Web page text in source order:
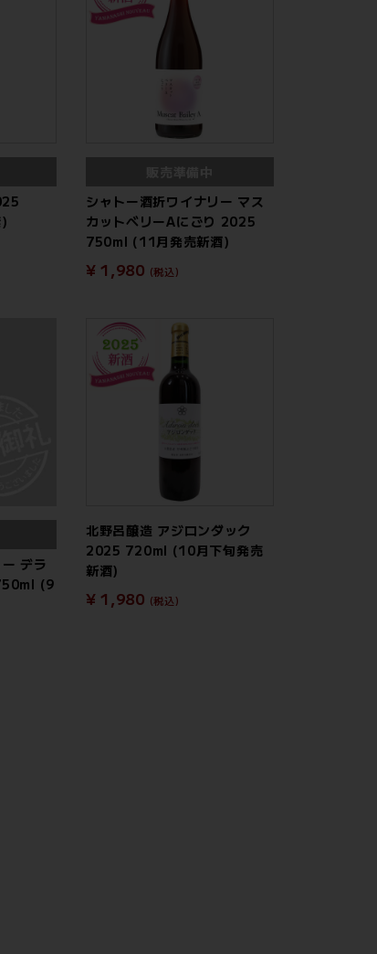
シャトー酒折ワイナリー マス
カットベリーAにごり 2025
750ml (11月発売新酒)
¥ 1,980 (税込)
デラ
(9
北野呂醸造 アジロンダック
2025 720ml (10月下旬発売
新酒)
¥ 1,980 (税込)